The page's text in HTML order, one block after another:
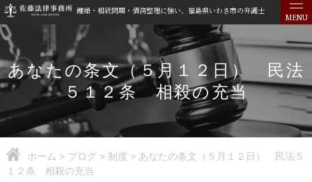
離婚・相続問題・債務整理に強い、福島県いわき市の弁護士
MENU
あなたの条文（５月１２日） 民法
５１２条 相殺の充当
ホーム > ブログ> 制度 > あなたの条文（５月１２日） 民法５
１２条 相殺の充当